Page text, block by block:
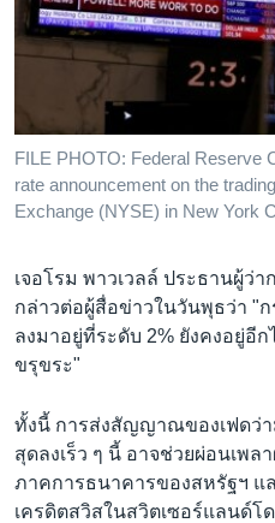
FILE PHOTO: Federal Reserve
rate announcement on the
Exchange (NYSE) in New York
เจอโรม พาวเวลล์ ประธานผู้ว่
กล่าวต่อผู้สื่อข่าวในวันพุธว่า "
ลงมาอยู่ที่ระดับ 2% ยังคงอยู่อี
ขรุขระ"
ทั้งนี้ การส่งสัญญาณของเฟดว่
สุดลงเร็ว ๆ นี้ อาจช่วยผ่อนเพ
ภาคการธนาคารของสหรัฐฯ แ
เครดิตสวิสในสวิตเซอร์แลนด์โ